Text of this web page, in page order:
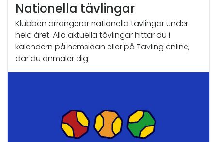
Nationella tävlingar
Klubben arrangerar nationella tävlingar under
hela året. Alla aktuella tävlingar hittar du i
kalendern på hemsidan eller på Tävling online,
där du anmäler dig.